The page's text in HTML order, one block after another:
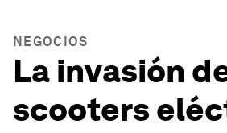
NEGOCIOS
La invasión
scooters